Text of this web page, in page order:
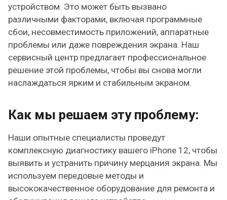
устройством. Это может быть вызвано
различными факторами, включая программные
сбои, несовместимость приложений, аппаратные
проблемы или даже повреждения экрана. Наш
сервисный центр предлагает профессиональное
решение этой проблемы, чтобы вы снова могли
наслаждаться ярким и стабильным экраном.
Как мы решаем эту проблему:
Наши опытные специалисты проведут
комплексную диагностику вашего iPhone 12, чтобы
выявить и устранить причину мерцания экрана. Мы
используем передовые методы и
высококачественное оборудование для ремонта и